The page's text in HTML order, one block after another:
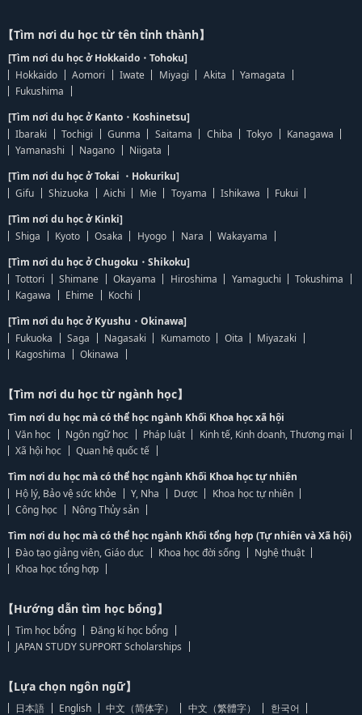
【Tìm nơi du học từ tên tỉnh thành】
[Tìm nơi du học ở Hokkaido・Tohoku]
Hokkaido
Aomori Iwate Miyagi Akita
Yamagata
Fukushima
[Tìm nơi du học ở Kanto・Koshinetsu]
Ibaraki
Tochigi Gunma Saitama Chiba Tokyo
Kanagawa
Yamanashi
Nagano
Niigata
[Tìm nơi du học ở Tokai ・Hokuriku]
Gifu
Shizuoka Aichi Mie Toyama Ishikawa
Fukui
[Tìm nơi du học ở Kinki]
Shiga
Kyoto Osaka Hyogo Nara
Wakayama
[Tìm nơi du học ở Chugoku・Shikoku]
Tottori
Shimane Okayama Hiroshima Yamaguchi
Tokushima
Kagawa
Ehime
Kochi
[Tìm nơi du học ở Kyushu・Okinawa]
Fukuoka
Saga Nagasaki Kumamoto Oita
Miyazaki
Kagoshima
Okinawa
【Tìm nơi du học từ ngành học】
Tìm nơi du học mà có thể học ngành Khối Khoa học xã hội
Văn học
Ngôn ngữ học Pháp luật
Kinh tế, Kinh doanh, Thương mại
Xã hội học
Quan hệ quốc tế
Tìm nơi du học mà có thể học ngành Khối Khoa học tự nhiên
Hộ lý, Bảo vệ sức khỏe
Y, Nha Dược
Khoa học tự nhiên
Công học
Nông Thủy sản
Tìm nơi du học mà có thể học ngành Khối tổng hợp (Tự nhiên và Xã hội)
Đào tạo giảng viên, Giáo dục
Khoa học đời sống
Nghệ thuật
Khoa học tổng hợp
【Hướng dẫn tìm học bổng】
Tìm học bổng
Đăng kí học bổng
JAPAN STUDY SUPPORT Scholarships
【Lựa chọn ngôn ngữ】
日本語 English 中文（简体字） 中文（繁體字） 한국어